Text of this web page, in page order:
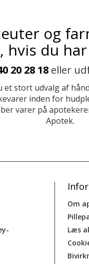
og
hvis du
20 28 18 eller
et stort udvalg af
inden for
varer på
Apotek.
Om
Læs